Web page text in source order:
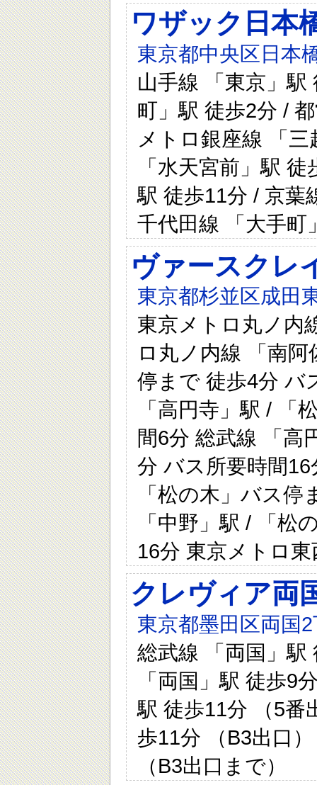
ワザック日本
東京都中央区日本
山手線 「東京」駅
町」駅 徒歩2分 /
メトロ銀座線 「
「水天宮前」駅
駅 徒歩11分 / 京葉
千代田線 「大手町
ヴァースクレ
東京都杉並区成田
東京メトロ丸ノ内
ロ丸ノ内線 「南
停まで 徒歩4分 バ
「高円寺」駅 / 「
間6分 総武線 「高
分 バス所要時間
「松の木」バス
「中野」駅 / 「松
16分 東京メトロ
クレヴィア両
東京都墨田区両国
総武線 「両国」駅
「両国」駅 徒歩9
駅 徒歩11分 （5番
歩11分 （B3出口
（B3出口まで）